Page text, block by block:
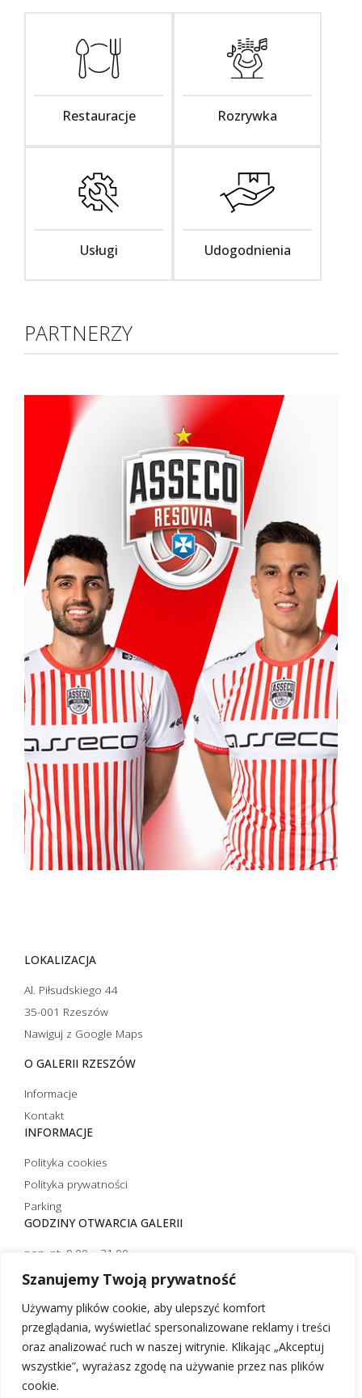
Szanujemy Twoją prywatność
Używamy plików cookie, aby ulepszyć komfort
przeglądania, wyświetlać spersonalizowane reklamy i treści
oraz analizować ruch w naszej witrynie. Klikając „Akceptuj
wszystkie”, wyrażasz zgodę na używanie przez nas plików
cookie.
Restauracje Rozrywka
Usługi Udogodnienia
PARTNERZY
LOKALIZACJA
Al. Piłsudskiego 44
35-001 Rzeszów
Nawiguj z Google Maps
O GALERII RZESZÓW
Informacje
Kontakt
INFORMACJE
Polityka cookies
Polityka prywatności
Parking
GODZINY OTWARCIA GALERII
pon.-pt. 9.00 – 21.00
sobota 10.00 – 21.00
niedziela niehandlowa 12.00 – 20.00 (czynna tylko strefa
restauracyjna)